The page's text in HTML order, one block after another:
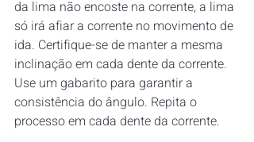
da lima não encoste na corrente, a lima
só irá afiar a corrente no movimento de
ida. Certifique-se de manter a mesma
inclinação em cada dente da corrente.
Use um gabarito para garantir a
consistência do ângulo. Repita o
processo em cada dente da corrente.